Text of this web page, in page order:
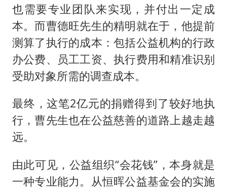
也需要专业团队来实现，并付出一定成
本。而曹德旺先生的精明就在于，他提前
测算了执行的成本：包括公益机构的行政
办公费、员工工资、执行费用和精准识别
受助对象所需的调查成本。
最终，这笔2亿元的捐赠得到了较好地执
行，曹先生也在公益慈善的道路上越走越
远。
由此可见，公益组织“会花钱”，本身就是
一种专业能力。从恒晖公益基金会的实施